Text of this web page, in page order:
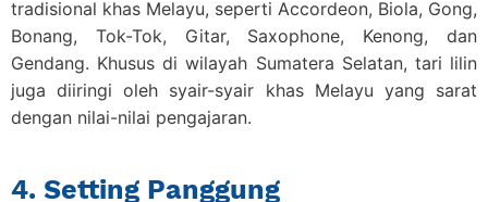
tradisional khas Melayu, seperti Accordeon, Biola, Gong,
Bonang, Tok-Tok, Gitar, Saxophone, Kenong, dan
Gendang. Khusus di wilayah Sumatera Selatan, tari lilin
juga diiringi oleh syair-syair khas Melayu yang sarat
dengan nilai-nilai pengajaran.
4. Setting Panggung